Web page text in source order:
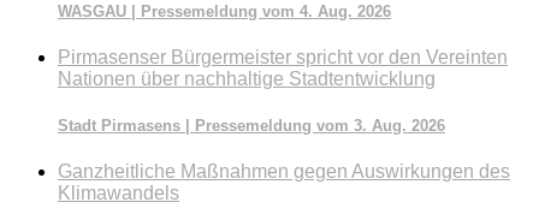
WASGAU | Pressemeldung vom 4. Aug. 2026
Pirmasenser Bürgermeister spricht vor den Vereinten
Nationen über nachhaltige Stadtentwicklung
Stadt Pirmasens | Pressemeldung vom 3. Aug. 2026
Ganzheitliche Maßnahmen gegen Auswirkungen des
Klimawandels